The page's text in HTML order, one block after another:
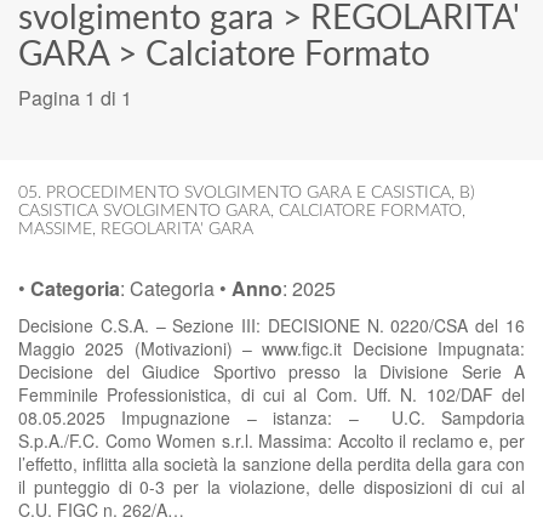
svolgimento gara > REGOLARITA'
GARA> Calciatore Formato
Pagina 1 di 1
05. PROCEDIMENTO SVOLGIMENTO GARA E CASISTICA, B)
CASISTICA SVOLGIMENTO GARA, CALCIATORE FORMATO,
MASSIME, REGOLARITA' GARA
• Categoria: Categoria • Anno: 2025
Decisione C.S.A. – Sezione III: DECISIONE N. 0220/CSA del 16
Maggio 2025 (Motivazioni) – www.figc.it Decisione Impugnata:
Decisione del Giudice Sportivo presso la Divisione Serie A
Femminile Professionistica, di cui al Com. Uff. N. 102/DAF del
08.05.2025 Impugnazione – istanza: – U.C. Sampdoria
S.p.A./F.C. Como Women s.r.l. Massima: Accolto il reclamo e, per
l’effetto, inflitta alla società la sanzione della perdita della gara con
il punteggio di 0-3 per la violazione, delle disposizioni di cui al
C.U. FIGC n. 262/A…